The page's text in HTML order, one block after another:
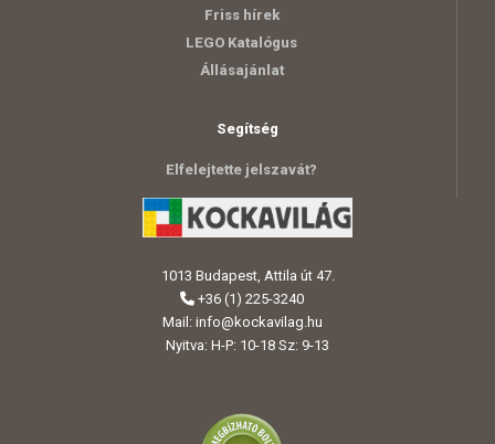
Friss hírek
LEGO Katalógus
Állásajánlat
Segítség
Elfelejtette jelszavát?
1013 Budapest, Attila út 47.
+36 (1) 225-3240
Mail: info@kockavilag.hu
Nyitva: H-P: 10-18 Sz: 9-13